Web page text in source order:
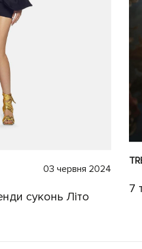
03 червня 2024
суконь Літо
7